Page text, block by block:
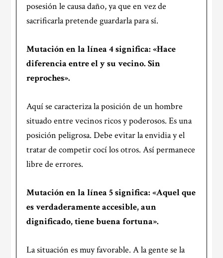
posesión le causa daño, ya que en vez de
sacrificarla pretende guardarla para sí.
Mutación en lalínea 4significa: «Hace
diferencia entre el y su vecino. Sin
reproches».
Aquí se caracteriza la posición de un hombre
situado entre vecinos ricos y poderosos. Es una
posición peligrosa. Debe evitar la envidia y el
tratar de competir cocí los otros. Así permanece
libre de errores.
Mutación en lalínea 5significa: «Aquel que
es verdaderamente accesible, aun
dignificado, tiene buena fortuna».
La situación es muy favorable. A la gente se la